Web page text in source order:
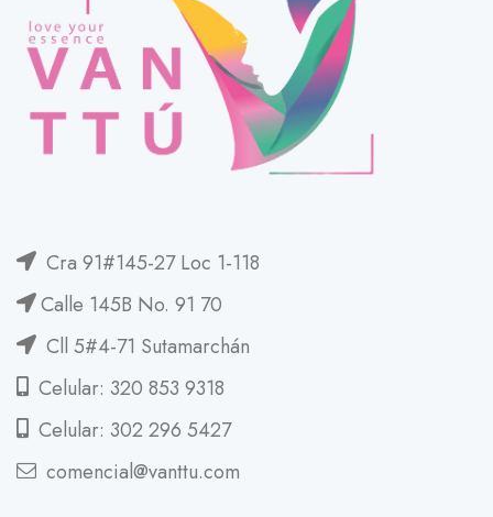
Cra 91#145-27 Loc 1-118
Calle 145B No. 91 70
Cll 5#4-71 Sutamarchán
Celular: 320 853 9318
Celular: 302 296 5427
comencial@vanttu.com